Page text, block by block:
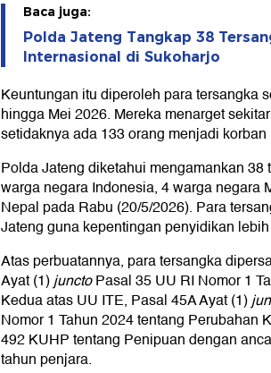
Baca juga:
Polda Jateng Tangkap 38
Internasional di Sukoharjo
Keuntungan itu diperoleh para tersangka
hingga Mei 2026. Mereka menarget
setidaknya ada 133 orang menjadi
Polda Jateng diketahui mengamankan
warga negara Indonesia, 4 warga negara
Nepal pada Rabu (20/5/2026). Para
Jateng guna kepentingan penyidikan
Atas perbuatannya, para tersangka
Ayat (1)junctoPasal 35 UU RI Nomor 1
Kedua atas UU ITE, Pasal 45A Ayat (1)
Nomor 1 Tahun 2024 tentang Perubahan
492 KUHP tentang Penipuan dengan
tahun penjara.